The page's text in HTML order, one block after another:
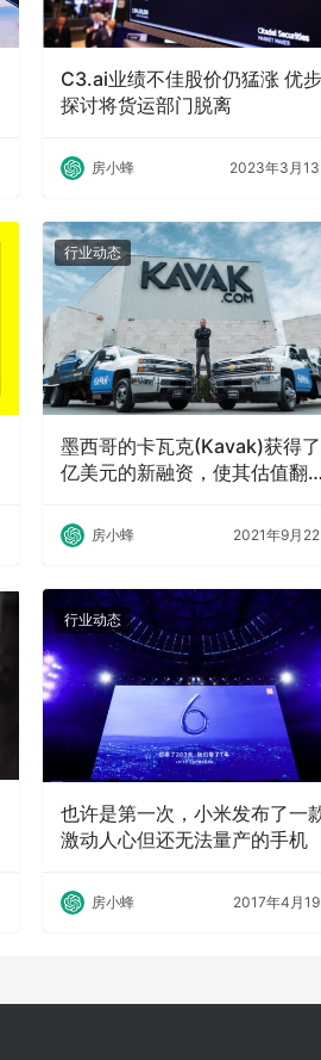
C3.ai业绩不佳股价仍猛涨 优步
探讨将货运部门脱离
房小蜂 2023年3月
行业动态
墨西哥的卡瓦克(Kavak)获得
亿美元的新融资，使其估值翻
房小蜂 2021年9月
行业动态
也许是第一次，小米发布了一
激动人心但还无法量产的手机
房小蜂 2017年4月